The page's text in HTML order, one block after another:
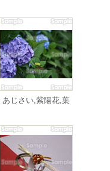
あじさい,紫陽花,葉